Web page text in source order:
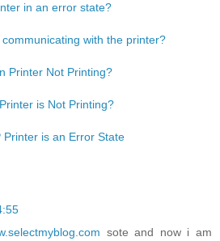
in an error state?
with the printer?
Printer Not Printing?
is Not Printing?
Printer is an Error State
sote and now i am